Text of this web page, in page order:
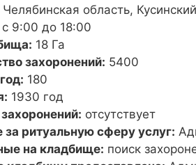
Челябинская область,
с 9:00 до 18:00
18 Га
захоронений: 5400
180
1930 год
отсутствует
за ритуальную сферу услуг:
на кладбище: поиск